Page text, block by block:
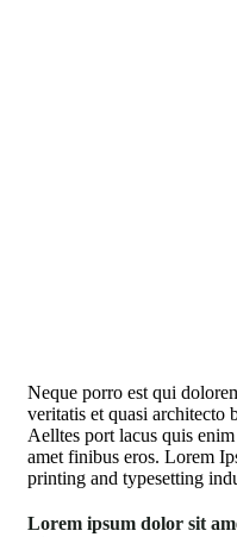
Neque porro est qui
veritatis et quasi architecto
Aelltes port lacus quis
amet finibus eros. Lorem
printing and typesetting
Lorem ipsum dolor sit